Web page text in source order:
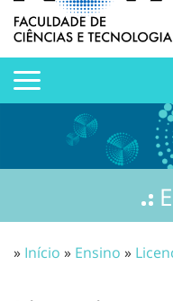
» Início » Ensino »